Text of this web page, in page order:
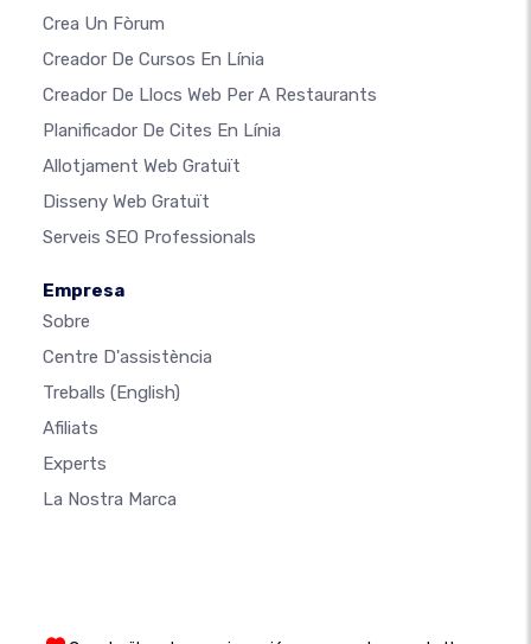
Crea Un Fòrum
Creador De Cursos En Línia
Creador De Llocs Web Per A Restaurants
Planificador De Cites En Línia
Allotjament Web Gratuït
Disseny Web Gratuït
Serveis SEO Professionals
Empresa
Sobre
Centre D'assistència
Treballs (English)
Afiliats
Experts
La Nostra Marca